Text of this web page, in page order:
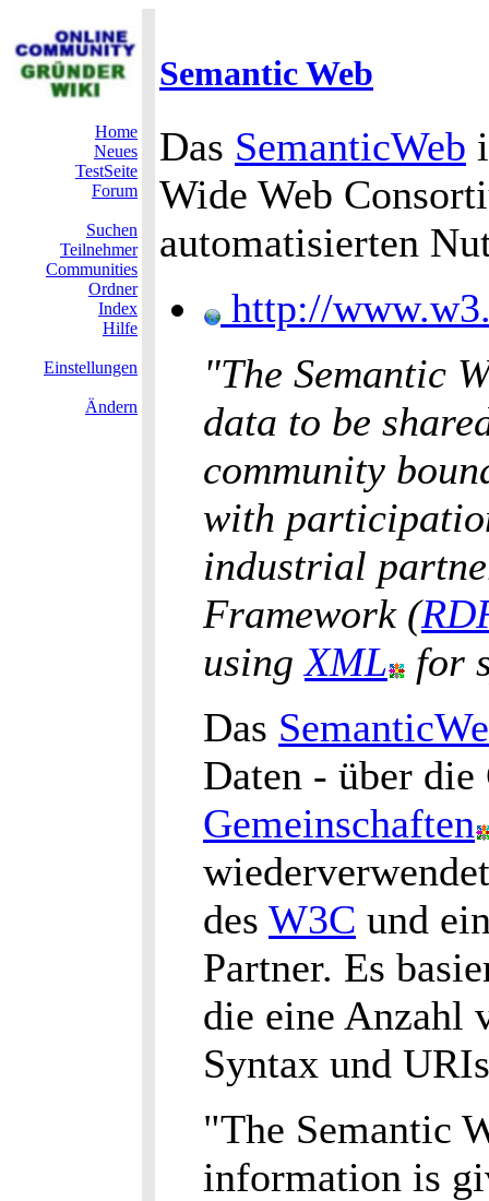
Semantic Web
Home
Neues
TestSeite
Forum
Suchen
Teilnehmer
Communities
Ordner
Index
Hilfe
Einstellungen
Ändern
Das SemanticWeb
Wide Web
automatisierten
http://
"The Semantic
data to be
community
with
industrial
Framework (
using XML
for
Das
Daten - über die
Gemeinschaften
des W3C und
Partner. Es
die eine Anzahl
Syntax und
"The Semantic
information is